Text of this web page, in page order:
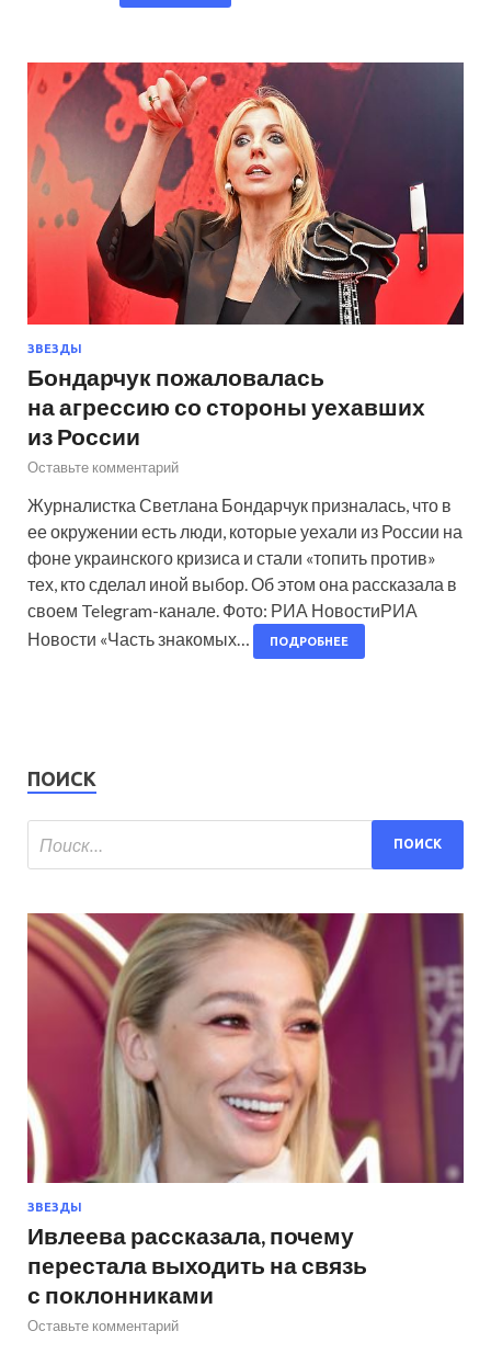
ЗВЕЗДЫ
Бондарчук пожаловалась
на агрессию со стороны уехавших
из России
Оставьте комментарий
Журналистка Светлана Бондарчук призналась, что в
ее окружении есть люди, которые уехали из России на
фоне украинского кризиса и стали «топить против»
тех, кто сделал иной выбор. Об этом она рассказала в
своем Telegram-канале. Фото: РИА НовостиРИА
Новости «Часть знакомых…
ПОДРОБНЕЕ
ПОИСК
ЗВЕЗДЫ
Ивлеева рассказала, почему
перестала выходить на связь
с поклонниками
Оставьте комментарий